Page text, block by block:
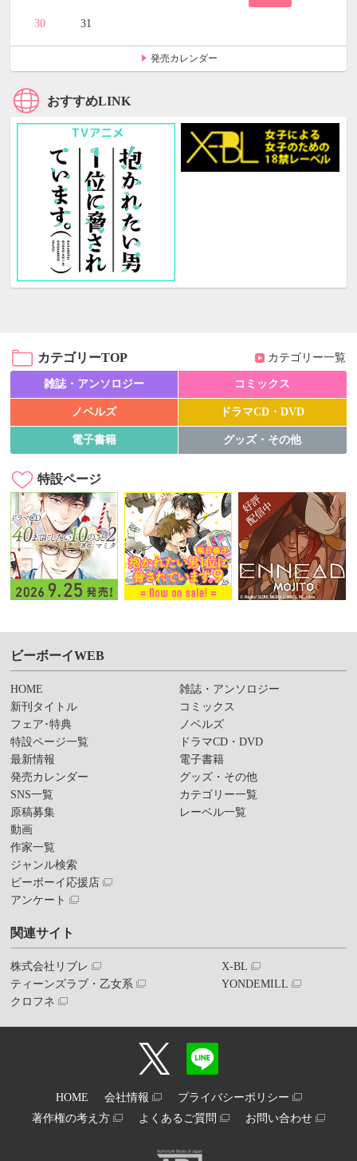
30 31
発売カレンダー
おすすめLINK
カテゴリーTOP カテゴリー一覧
雑誌・アンソロジー コミックス
ノベルズ ドラマCD・DVD
電子書籍 グッズ・その他
特設ページ
ビーボーイWEB
HOME
新刊タイトル
フェア･特典
特設ページ一覧
最新情報
発売カレンダー
SNS一覧
原稿募集
動画
作家一覧
ジャンル検索
ビーボーイ応援店
アンケート
雑誌・アンソロジー
コミックス
ノベルズ
ドラマCD・DVD
電子書籍
グッズ・その他
カテゴリー一覧
レーベル一覧
関連サイト
株式会社リブレ
ティーンズラブ・乙女系
クロフネ
X-BL
YONDEMILL
HOME 会社情報
プライバシーポリシー
著作権の考え方
よくあるご質問 お問い合わせ